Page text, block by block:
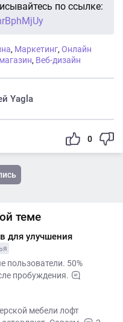
по ссылке:
, Маркетинг, Онлайн
, Веб-дизайн
Yagla
0
теме
для улучшения
пользователи. 50%
пробуждения.
мебели лофт